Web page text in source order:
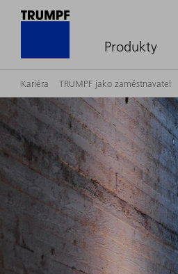
Produkty
Kariéra TRUMPF jako zaměstnavatel